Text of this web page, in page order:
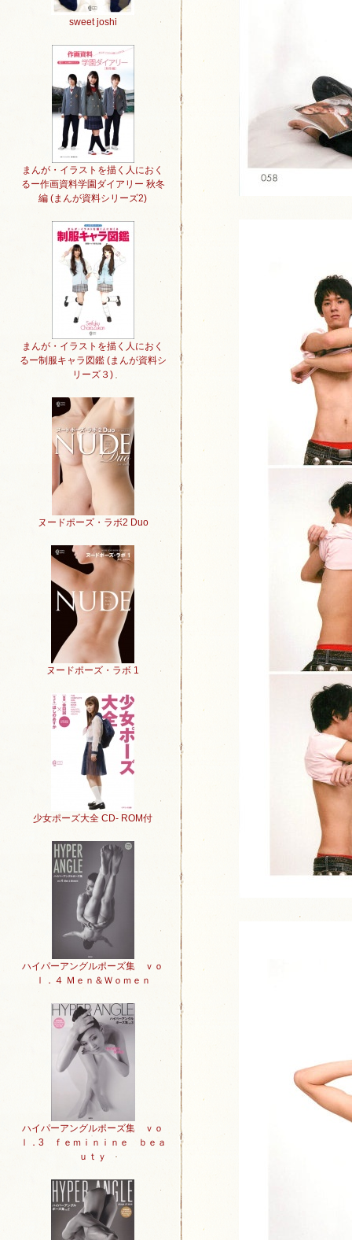
sweet joshi
まんが・イラストを描く人におく
るー作画資料学園ダイアリー 秋冬
編 (まんが資料シリーズ2)
まんが・イラストを描く人におく
るー制服キャラ図鑑 (まんが資料シ
リーズ３)
ヌードポーズ・ラボ2 Duo
ヌードポーズ・ラボ 1
少女ポーズ大全 CD- ROM付
ハイパーアングルポーズ集 ｖｏ
ｌ．４ Ｍｅｎ＆Ｗｏｍｅｎ
ハイパーアングルポーズ集 ｖｏ
ｌ．3 ｆｅｍｉｎｉｎｅ ｂｅａ
ｕｔｙ